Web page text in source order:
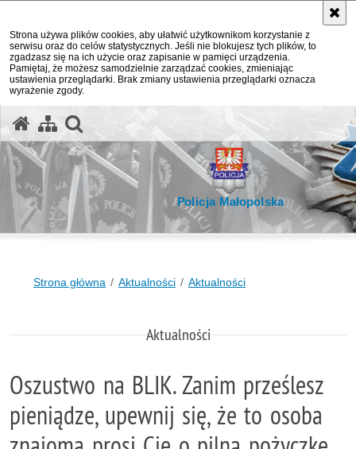
Strona używa plików cookies, aby ułatwić użytkownikom korzystanie z
serwisu oraz do celów statystycznych. Jeśli nie blokujesz tych plików, to
zgadzasz się na ich użycie oraz zapisanie w pamięci urządzenia.
Pamiętaj, że możesz samodzielnie zarządzać cookies, zmieniając
ustawienia przeglądarki. Brak zmiany ustawienia przeglądarki oznacza
wyrażenie zgody.
Policja Małopolska
Strona główna Aktualności Aktualności
Aktualności
Oszustwo na BLIK. Zanim prześlesz
pieniądze, upewnij się, że to osoba